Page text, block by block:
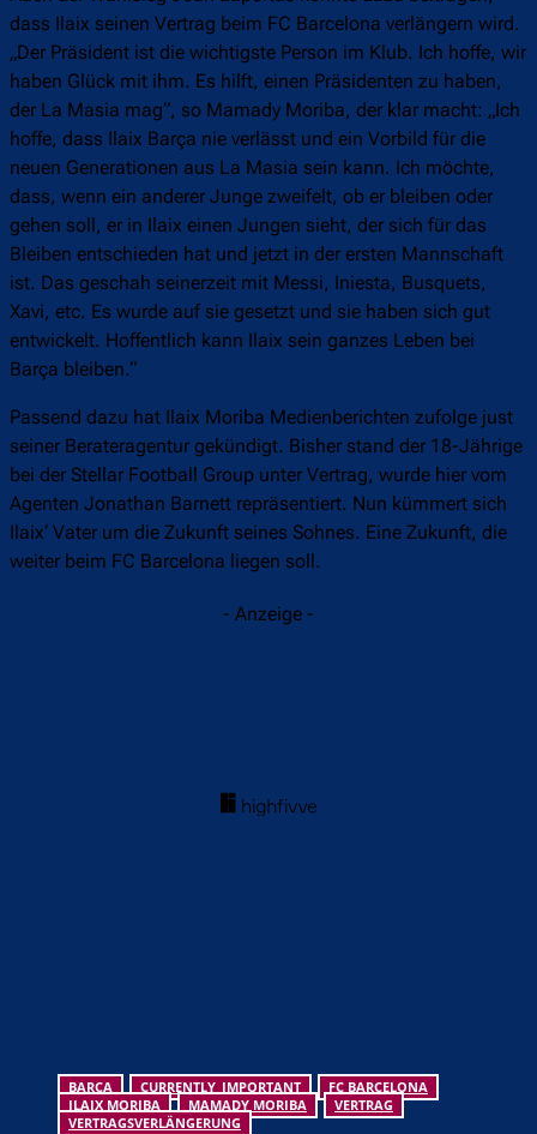
dass Ilaix seinen Vertrag beim FC Barcelona verlängern wird.
„Der Präsident ist die wichtigste Person im Klub. Ich hoffe, wir
haben Glück mit ihm. Es hilft, einen Präsidenten zu haben,
der La Masia mag“, so Mamady Moriba, der klar macht: „Ich
hoffe, dass Ilaix Barça nie verlässt und ein Vorbild für die
neuen Generationen aus La Masia sein kann. Ich möchte,
dass, wenn ein anderer Junge zweifelt, ob er bleiben oder
gehen soll, er in Ilaix einen Jungen sieht, der sich für das
Bleiben entschieden hat und jetzt in der ersten Mannschaft
ist. Das geschah seinerzeit mit Messi, Iniesta, Busquets,
Xavi, etc. Es wurde auf sie gesetzt und sie haben sich gut
entwickelt. Hoffentlich kann Ilaix sein ganzes Leben bei
Barça bleiben.“
Passend dazu hat Ilaix Moriba Medienberichten zufolge just
seiner Berateragentur gekündigt. Bisher stand der 18-Jährige
bei der Stellar Football Group unter Vertrag, wurde hier vom
Agenten Jonathan Barnett repräsentiert. Nun kümmert sich
Ilaix‘ Vater um die Zukunft seines Sohnes. Eine Zukunft, die
weiter beim FC Barcelona liegen soll.
- Anzeige -
BARCA CURRENTLY_IMPORTANT
FC BARCELONA
ILAIX MORIBA
MAMADY MORIBA
VERTRAG
VERTRAGSVERLÄNGERUNG